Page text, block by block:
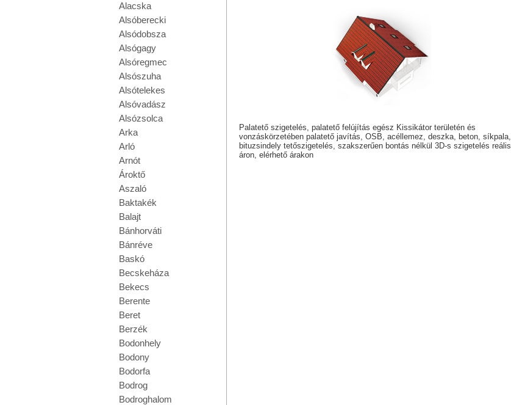
Alacska
Alsóberecki
Alsódobsza
Alsógagy
Alsóregmec
Alsószuha
Alsótelekes
Alsóvadász
Alsózsolca
Arka
Arló
Arnót
Ároktő
Aszaló
Baktakék
Balajt
Bánhorváti
Bánréve
Baskó
Becskeháza
Bekecs
Berente
Beret
Berzék
Bodonhely
Bodony
Bodorfa
Bodrog
Bodroghalom
Palatető szigetelés, palatető felújítás egész Kissikátor területén és
vonzáskörzetében palatető javítás, OSB, acéllemez, deszka, beton, síkpala,
bituzsindely tetőszigetelés, szakszerűen bontás nélkül 3D-s szigetelés reális
áron, elérhető árakon